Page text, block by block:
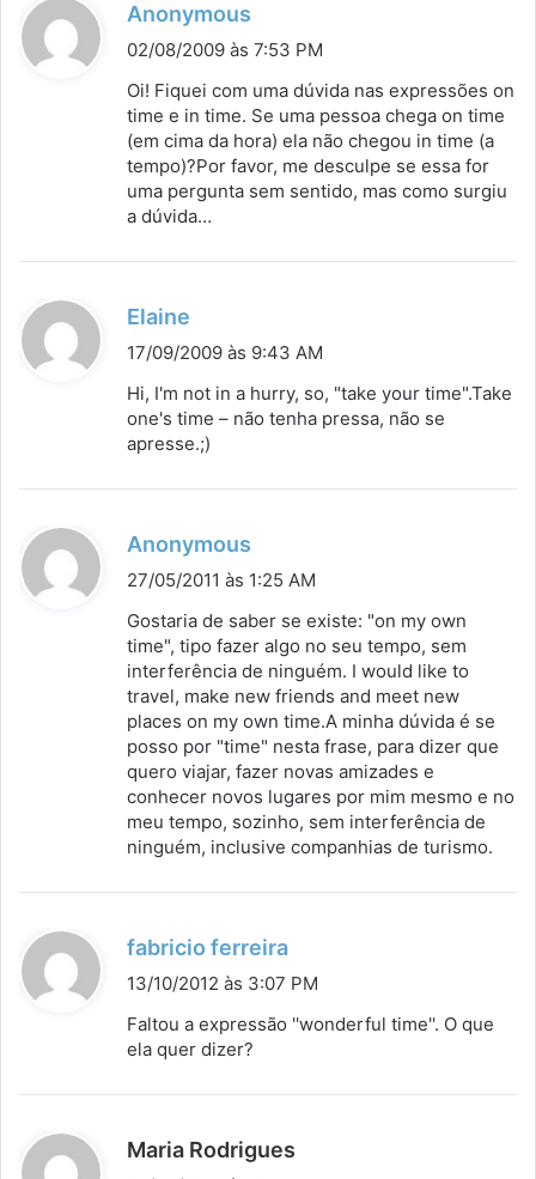
Anonymous
i
s
e
:
02/08/2009 às 7:53 PM
Oi! Fiquei com uma dúvida nas expressões on
time e in time. Se uma pessoa chega on time
(em cima da hora) ela não chegou in time (a
tempo)?Por favor, me desculpe se essa for
uma pergunta sem sentido, mas como surgiu
a dúvida…
Elaine
i
s
e
17/09/2009 às 9:43 AM
Hi, I'm not in a hurry, so, "take your time".Take
one's time – não tenha pressa, não se
apresse.;)
Anonymous
i
s
e
:
27/05/2011 às 1:25 AM
Gostaria de saber se existe: "on my own
time", tipo fazer algo no seu tempo, sem
interferência de ninguém. I would like to
travel, make new friends and meet new
places on my own time.A minha dúvida é se
posso por "time" nesta frase, para dizer que
quero viajar, fazer novas amizades e
conhecer novos lugares por mim mesmo e no
meu tempo, sozinho, sem interferência de
ninguém, inclusive companhias de turismo.
fabricio ferreira
i
13/10/2012 às 3:07 PM
Faltou a expressão ''wonderful time''. O que
ela quer dizer?
Maria Rodrigues